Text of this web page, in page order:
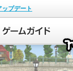
ップデート